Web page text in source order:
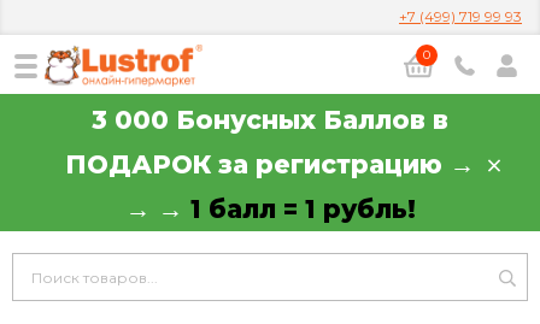
+7 (499) 719 99 93
0
3 000 Бонусных Баллов в
ПОДАРОК за регистрацию →
→ → 1 балл = 1 рубль!